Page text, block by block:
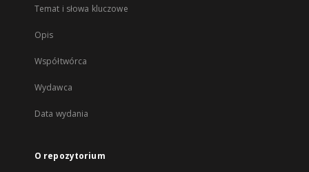
Temat i słowa kluczowe
Opis
Współtwórca
Wydawca
Data wydania
O repozytorium